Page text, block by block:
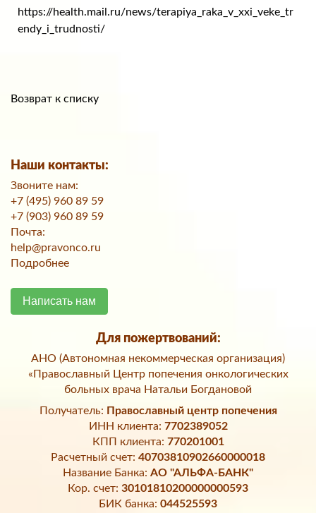
https://health.mail.ru/news/terapiya_raka_v_xxi_veke_tr
endy_i_trudnosti/
Возврат к списку
Наши контакты:
Звоните нам:
+7 (495) 960 89 59
+7 (903) 960 89 59
Почта:
help@pravonco.ru
Подробнее
Написать нам
Для пожертвований:
АНО (Автономная некоммерческая организация)
«Православный Центр попечения онкологических
больных врача Натальи Богдановой
Получатель: Православный центр попечения
ИНН клиента: 7702389052
КПП клиента: 770201001
Расчетный счет: 40703810902660000018
Название Банка: АО "АЛЬФА-БАНК"
Кор. счет: 30101810200000000593
БИК банка: 044525593